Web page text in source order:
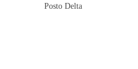
Posto Delta